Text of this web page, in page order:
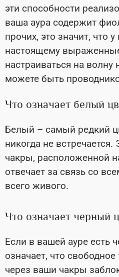
эти способности
ваша аура содержит
прочих, это значит, что у
настоящему
настраиваться на волну
можете быть
Что означает белый
Белый – самый редкий
никогда не
чакры, расположенной
отвечает за связь со
всего живого.
Что означает черный
Если в вашей ауре есть
означает, что свободное
через ваши чакры